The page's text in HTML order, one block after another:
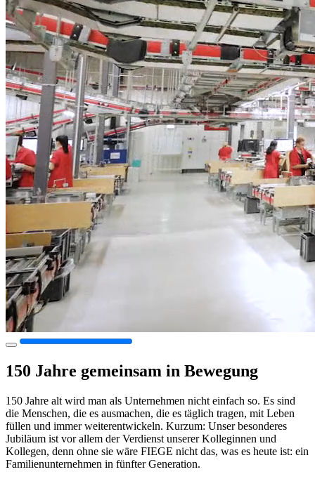
150 Jahre gemeinsam in Bewegung
150 Jahre alt wird man als Unternehmen nicht einfach so. Es sind
die Menschen, die es ausmachen, die es täglich tragen, mit Leben
füllen und immer weiterentwickeln. Kurzum: Unser besonderes
Jubiläum ist vor allem der Verdienst unserer Kolleginnen und
Kollegen, denn ohne sie wäre FIEGE nicht das, was es heute ist: ein
Familienunternehmen in fünfter Generation.